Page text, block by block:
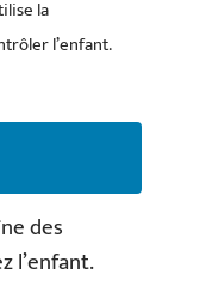
la
l’enfant.
des
l’enfant.